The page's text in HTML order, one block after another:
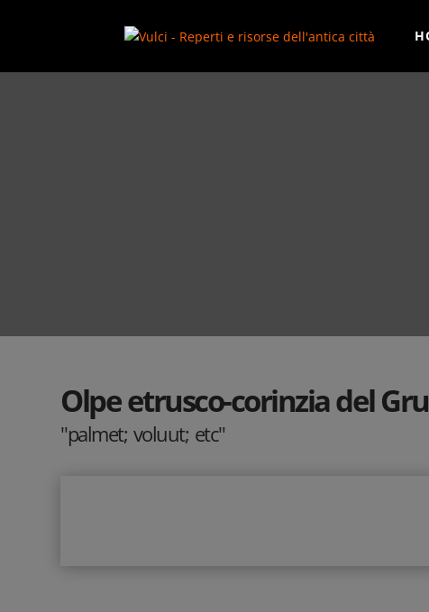
Olpe etrusco-corinzia del
"palmet; voluut; etc"